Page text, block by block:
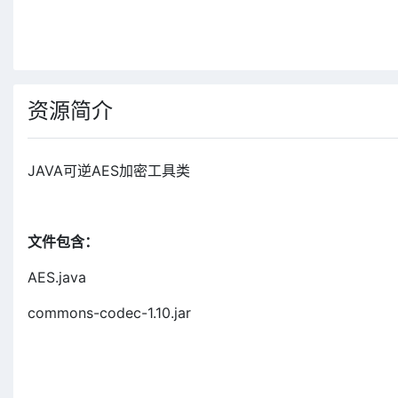
资源简介
JAVA可逆AES加密工具类
文件包含：
AES.java
commons-codec-1.10.jar